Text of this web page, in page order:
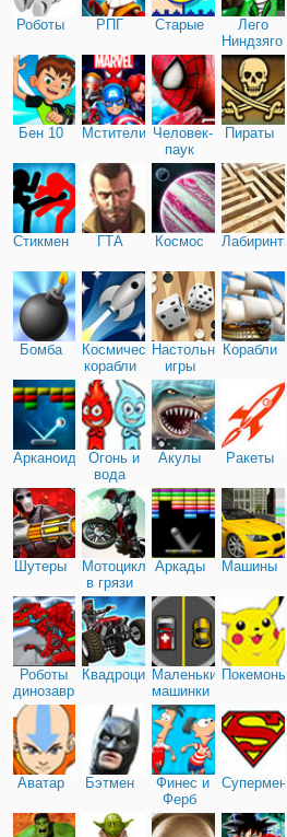
Роботы РПГ Старые
Лего
Ниндзяго
Бен 10 Мстители Человек-
паук
Пираты
Стикмен ГТА Космос Лабиринты
Бомба
Космические
корабли
Настольные
игры
Корабли
Арканоид
Огонь и
вода
Акулы Ракеты
Шутеры
Мотоциклы
в грязи
Аркады Машины
Роботы
динозавры
КвадроциклыМаленькие
машинки
Покемоны
Аватар Бэтмен
Финес и
Ферб
Супермен